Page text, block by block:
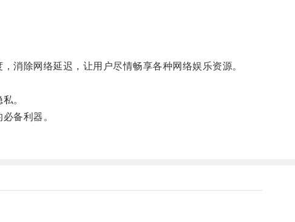
除网络延迟，让用户尽情畅享各种网络娱乐资源。
。
备利器。